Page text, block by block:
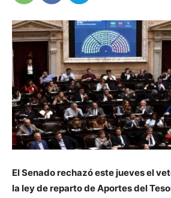
El Senado rechazó este jueves el
la ley de reparto de Aportes del